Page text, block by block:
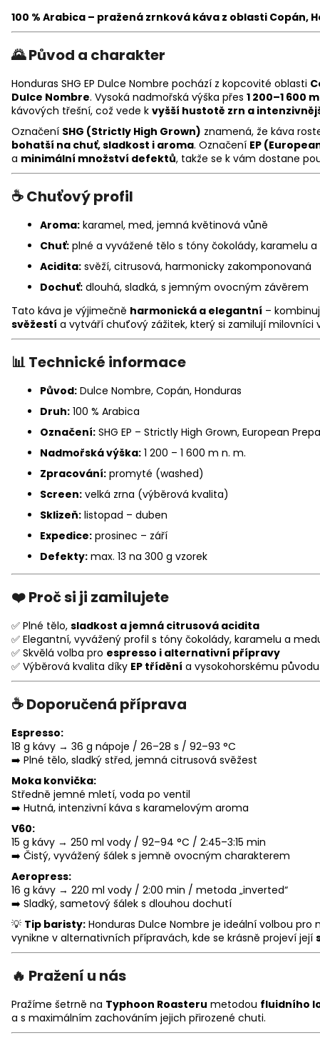
100 % Arabica – pražená zrnková káva z oblasti Copán,
🌄 Původ a charakter
Honduras SHG EP Dulce Nombre pochází z kopcovité oblasti
Dulce Nombre. Vysoká nadmořská výška přes 1 200–1 600
kávových třešní, což vede k vyšší hustotě zrn a
Označení SHG (Strictly High Grown) znamená, že káva
bohatší na chuť, sladkost i aroma. Označení EP
a minimální množství defektů, takže se k vám dostane
☕ Chuťový profil
Aroma: karamel, med, jemná květinová vůně
Chuť: plné a vyvážené tělo s tóny čokolády, karamelu a
Acidita: svěží, citrusová, harmonicky zakomponovaná
Dochuť: dlouhá, sladká, s jemným ovocným závěrem
Tato káva je výjimečně harmonická a elegantní –
svěžestí a vytváří chuťový zážitek, který si zamilují milovníci
📊 Technické informace
Původ: Dulce Nombre, Copán, Honduras
Druh: 100 % Arabica
Označení: SHG EP – Strictly High Grown, European
Nadmořská výška: 1 200 – 1 600 m n. m.
Zpracování: promyté (washed)
Screen: velká zrna (výběrová kvalita)
Sklizeň: listopad – duben
Expedice: prosinec – září
Defekty: max. 13 na 300 g vzorek
❤️ Proč si ji zamilujete
✅ Plné tělo, sladkost a jemná citrusová acidita
✅ Elegantní, vyvážený profil s tóny čokolády, karamelu a
✅ Skvělá volba pro espresso i alternativní přípravy
✅ Výběrová kvalita díky EP třídění a vysokohorskému původu
☕ Doporučená příprava
Espresso:
18 g kávy → 36 g nápoje / 26–28 s / 92–93 °C
➡️ Plné tělo, sladký střed, jemná citrusová svěžest
Moka konvička:
Středně jemné mletí, voda po ventil
➡️ Hutná, intenzivní káva s karamelovým aroma
V60:
15 g kávy → 250 ml vody / 92–94 °C / 2:45–3:15 min
➡️ Čistý, vyvážený šálek s jemně ovocným charakterem
Aeropress:
16 g kávy → 220 ml vody / 2:00 min / metoda „inverted“
➡️ Sladký, sametový šálek s dlouhou dochutí
💡 Tip baristy: Honduras Dulce Nombre je ideální volbou
vynikne v alternativních přípravách, kde se krásně projeví její
🔥 Pražení u nás
Pražíme šetrně na Typhoon Roasteru metodou fluidního
a s maximálním zachováním jejich přirozené chuti.